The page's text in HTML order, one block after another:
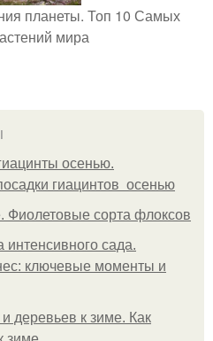
планеты. Топ 10 Самых
мира
осенью.
гиацинтов осенью
Фиолетовые сорта флоксов
интенсивного сада.
ключевые моменты и
деревьев к зиме. Как